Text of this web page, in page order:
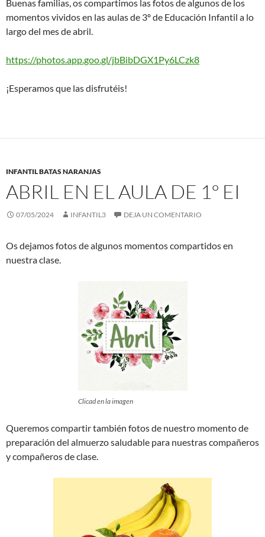
Buenas familias, os compartimos las fotos de algunos de los
momentos vividos en las aulas de 3º de Educación Infantil a lo
largo del mes de abril.
https://photos.app.goo.gl/jbBibDGX1Py6LCzk8
¡Esperamos que las disfrutéis!
INFANTIL BATAS NARANJAS
ABRIL EN EL AULA DE 1º EI
07/05/2024 INFANTIL3 DEJA UN COMENTARIO
Os dejamos fotos de algunos momentos compartidos en
nuestra clase.
Clicad en la imagen
Queremos compartir también fotos de nuestro momento de
preparación del almuerzo saludable para nuestras compañeros
y compañeros de clase.